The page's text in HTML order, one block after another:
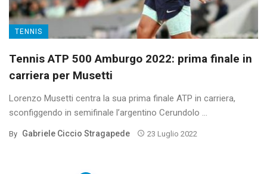
TENNIS
Tennis ATP 500 Amburgo 2022: prima finale in
carriera per Musetti
Lorenzo Musetti centra la sua prima finale ATP in carriera,
sconfiggendo in semifinale l’argentino Cerundolo ...
By Gabriele Ciccio Stragapede 23 Luglio 2022